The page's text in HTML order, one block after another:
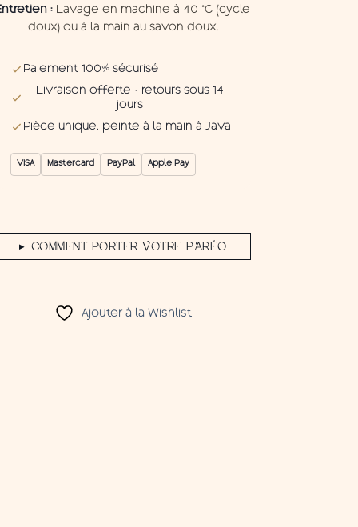
: Lavage en machine à 40 °C (cycle
doux) ou à la main au savon doux.
Paiement 100% sécurisé
Livraison offerte · retours sous 14
jours
Pièce unique, peinte à la main à Java
VISA Mastercard PayPal Apple Pay
▶ COMMENT PORTER VOTRE PARÉO
Ajouter à la Wishlist